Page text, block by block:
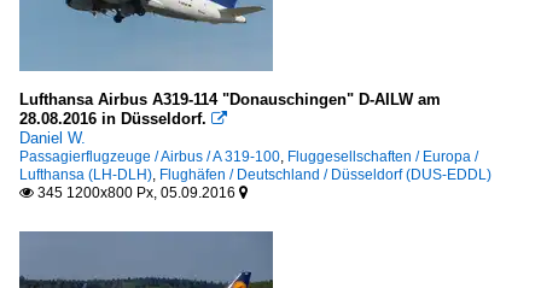
Lufthansa Airbus A319-114 "Donauschingen" D-AILW am
28.08.2016 in Düsseldorf. 
Daniel W.
Passagierflugzeuge / Airbus / A 319-100, Fluggesellschaften / Europa /
Lufthansa (LH-DLH), Flughäfen / Deutschland / Düsseldorf (DUS-EDDL)
 345 1200x800 Px, 05.09.2016 